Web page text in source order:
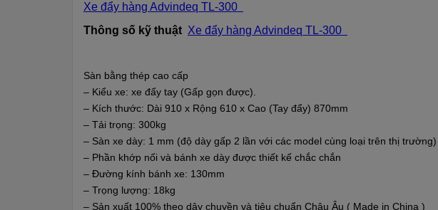
Xe đẩy hàng Advindeq TL-300
Thông số kỹ thuật Xe đẩy hàng Advindeq TL-300
Sàn bằng thép cao cấp
– Kiểu xe: xe đẩy tay (Gấp gọn được).
– Kích thước: Dài 910 x Rộng 610 x Cao (Tay đẩy) 870mm
– Tải trọng: 300kg
– Sàn xe dày: 1 mm (độ dày gấp 2 lần với các model cùng loại trên thị trường)
– Phần khớp nối và bánh xe dày được thiết kế chắc chắn
– Đường kính bánh xe: 130mm
– Trọng lượng: 18kg
– Sản xuất 100% theo dây chuyền và tiêu chuẩn Châu Âu ( Made in China )